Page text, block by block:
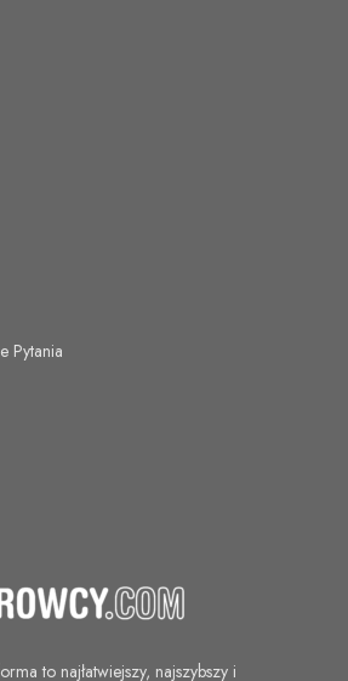
Pytania
to najłatwiejszy, najszybszy i